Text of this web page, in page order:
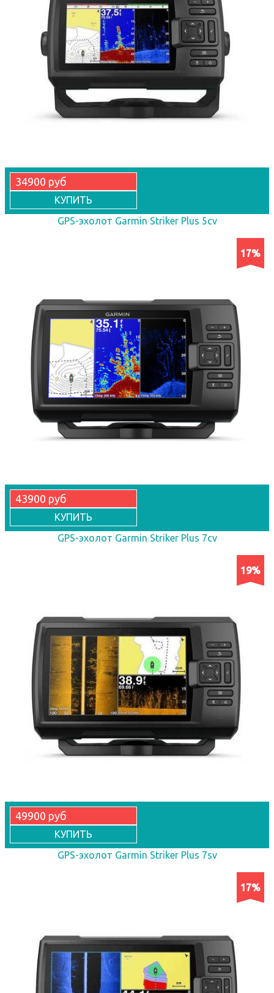
34900 руб
КУПИТЬ
GPS-эхолот Garmin Striker Plus 5cv
17%
43900 руб
КУПИТЬ
GPS-эхолот Garmin Striker Plus 7cv
19%
49900 руб
КУПИТЬ
GPS-эхолот Garmin Striker Plus 7sv
17%